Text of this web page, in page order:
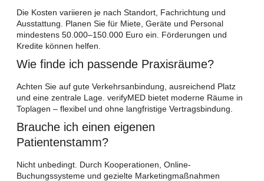
Die Kosten variieren je nach Standort, Fachrichtung und
Ausstattung. Planen Sie für Miete, Geräte und Personal
mindestens 50.000–150.000 Euro ein. Förderungen und
Kredite können helfen.
Wie finde ich passende Praxisräume?
Achten Sie auf gute Verkehrsanbindung, ausreichend Platz
und eine zentrale Lage. verifyMED bietet moderne Räume in
Toplagen – flexibel und ohne langfristige Vertragsbindung.
Brauche ich einen eigenen
Patientenstamm?
Nicht unbedingt. Durch Kooperationen, Online-
Buchungssysteme und gezielte Marketingmaßnahmen